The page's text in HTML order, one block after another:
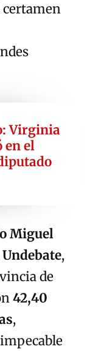
certamen
Virginia
en el
Miguel
,
de
42,40
,